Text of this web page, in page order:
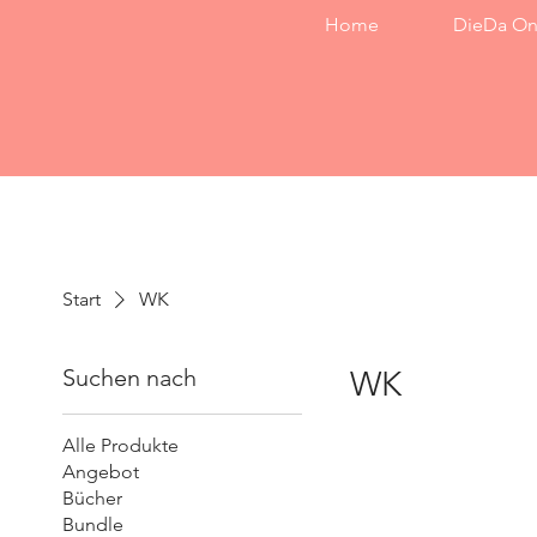
Home DieDa
Start WK
Suchen nach
Alle Produkte
Angebot
Bücher
Bundle
WK